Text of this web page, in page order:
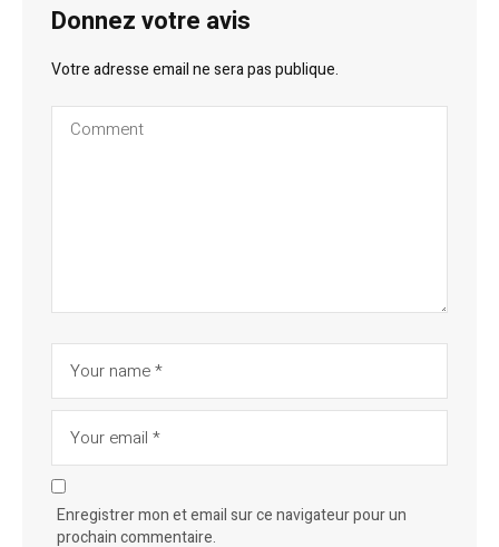
Donnez votre avis
Votre adresse email ne sera pas publique.
Enregistrer mon et email sur ce navigateur pour un
prochain commentaire.